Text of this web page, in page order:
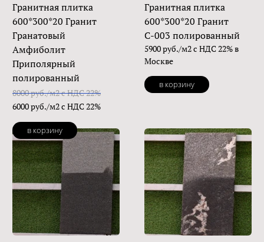
Гранитная плитка
600*300*20 Гранит
Гранатовый
Амфиболит
Приполярный
полированный
8000 руб./м2 с НДС 22%
6000 руб./м2 с НДС 22%
в корзину
Гранитная плитка
600*300*20 Гранит
С-003 полированный
5900 руб./м2 с НДС 22% в
Москве
в корзину